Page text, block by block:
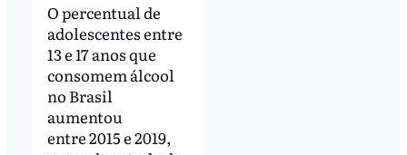
O percentual de
adolescentes entre
13 e 17 anos que
consomem álcool
no Brasil
aumentou
entre 2015 e 2019,